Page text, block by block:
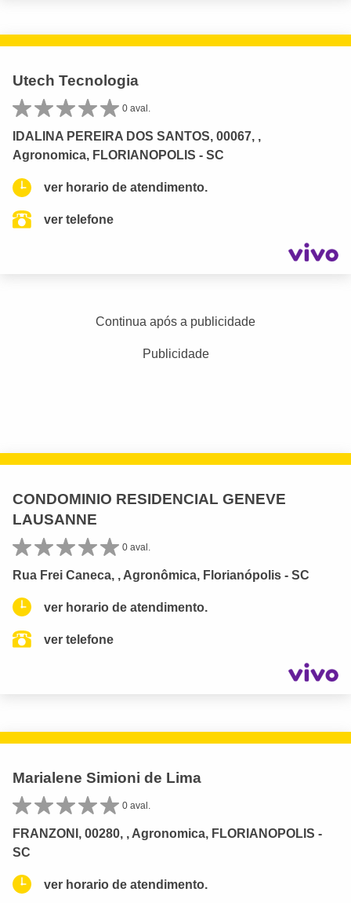
Utech Tecnologia
0 aval.
IDALINA PEREIRA DOS SANTOS, 00067, ,
Agronomica, FLORIANOPOLIS - SC
ver horario de atendimento.
ver telefone
Continua após a publicidade
Publicidade
CONDOMINIO RESIDENCIAL GENEVE
LAUSANNE
0 aval.
Rua Frei Caneca, , Agronômica, Florianópolis - SC
ver horario de atendimento.
ver telefone
Marialene Simioni de Lima
0 aval.
FRANZONI, 00280, , Agronomica, FLORIANOPOLIS -
SC
ver horario de atendimento.